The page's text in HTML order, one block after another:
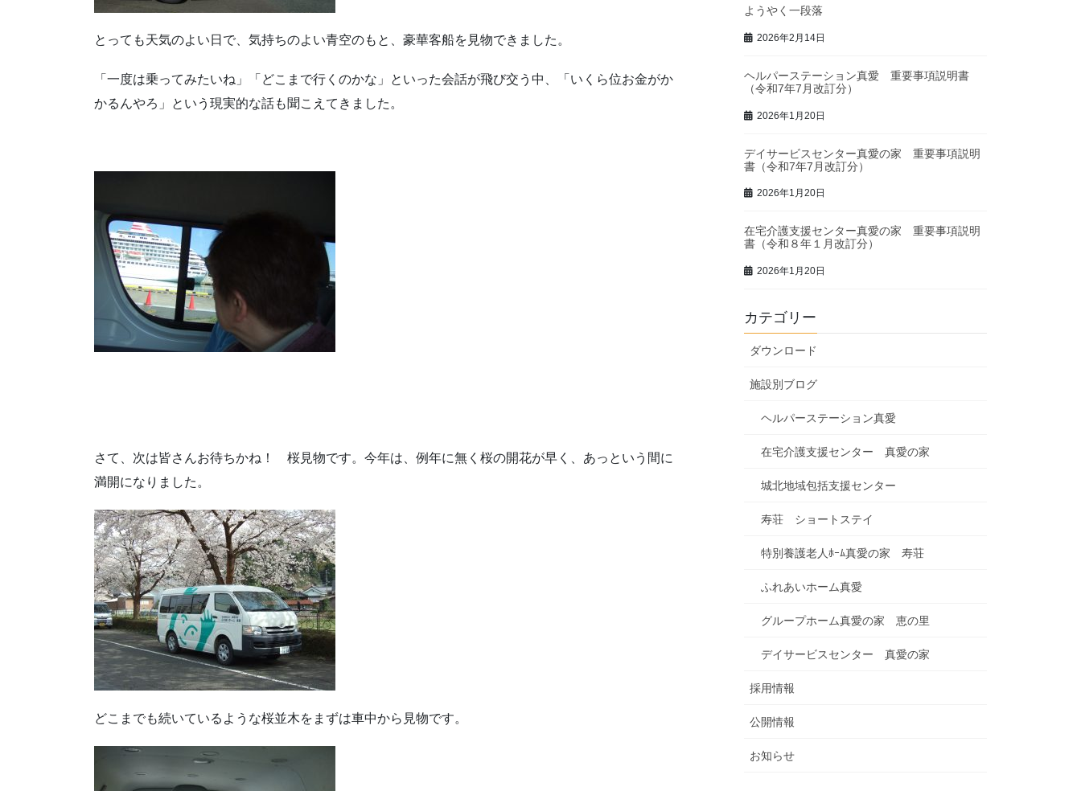
とっても天気のよい日で、気持ちのよい青空のもと、豪華客船を見物できました。
「一度は乗ってみたいね」「どこまで行くのかな」といった会話が飛び交う中、「いくら位お金がか
かるんやろ」という現実的な話も聞こえてきました。
さて、次は皆さんお待ちかね！ 桜見物です。今年は、例年に無く桜の開花が早く、あっという間に
満開になりました。
どこまでも続いているような桜並木をまずは車中から見物です。
ようやく一段落
2026年2月14日
ヘルパーステーション真愛 重要事項説明書
（令和7年7月改訂分）
2026年1月20日
デイサービスセンター真愛の家 重要事項説明
書（令和7年7月改訂分）
2026年1月20日
在宅介護支援センター真愛の家 重要事項説明
書（令和８年１月改訂分）
2026年1月20日
カテゴリー
ダウンロード
施設別ブログ
ヘルパーステーション真愛
在宅介護支援センター 真愛の家
城北地域包括支援センター
寿荘 ショートステイ
特別養護老人ﾎｰﾑ真愛の家 寿荘
ふれあいホーム真愛
グループホーム真愛の家 恵の里
デイサービスセンター 真愛の家
採用情報
公開情報
お知らせ